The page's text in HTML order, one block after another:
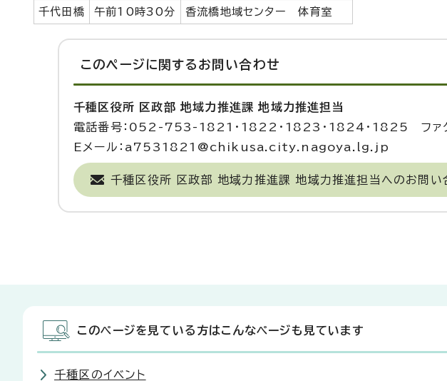
千代田橋 午前10時30分 香流橋地域センター 体育室
このページに関する お問い合わせ
千種区役所 区政部 地域力推進課 地域力推進担当
電話番号：052-753-1821・1822・1823・1824・1825 フ
Eメール：a7531821@chikusa.city.nagoya.lg.jp
千種区役所 区政部 地域力推進課 地域力推進担当へのお問い
このページを見ている方はこんなページも見ています
千種区のイベント